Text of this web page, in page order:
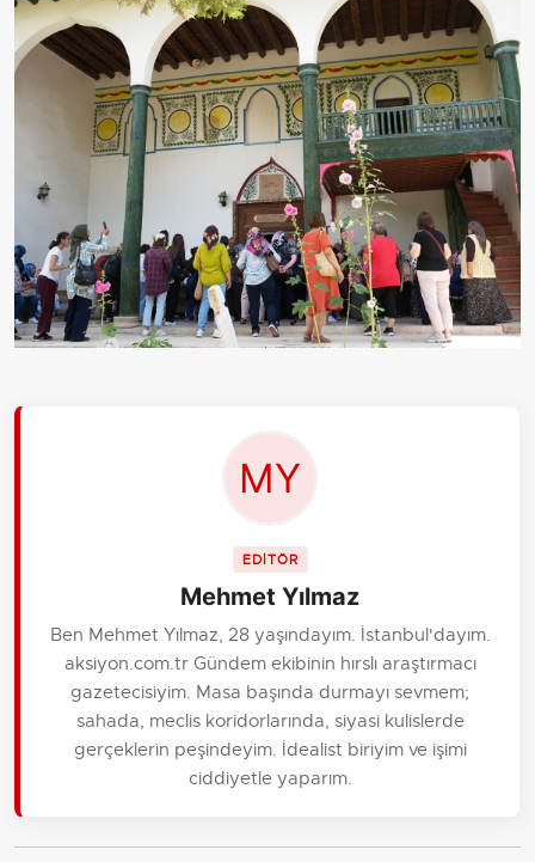
EDİTÖR
Mehmet Yılmaz
Ben Mehmet Yılmaz, 28 yaşındayım. İstanbul'dayım.
aksiyon.com.tr Gündem ekibinin hırslı araştırmacı
gazetecisiyim. Masa başında durmayı sevmem;
sahada, meclis koridorlarında, siyasi kulislerde
gerçeklerin peşindeyim. İdealist biriyim ve işimi
ciddiyetle yaparım.